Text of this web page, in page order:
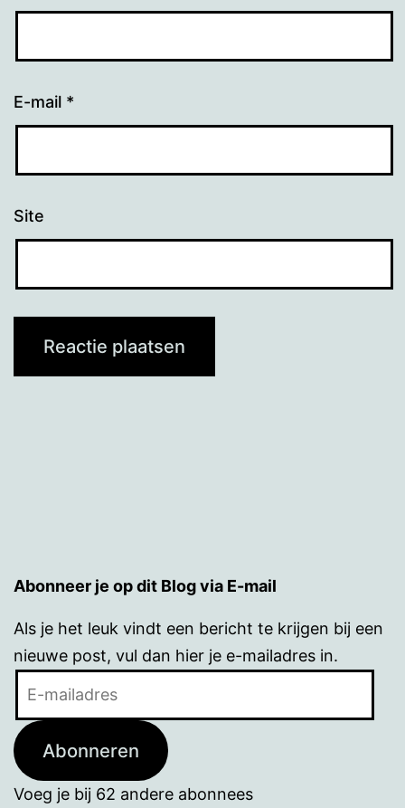
E-mail *
Site
Abonneer je op dit Blog via E-mail
Als je het leuk vindt een bericht te krijgen bij een
nieuwe post, vul dan hier je e-mailadres in.
Abonneren
Voeg je bij 62 andere abonnees